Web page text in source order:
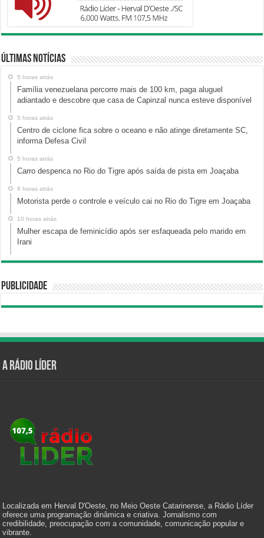
Últimas Notícias
5 horas atrás
Família venezuelana percorre mais de 100 km, paga aluguel
adiantado e descobre que casa de Capinzal nunca esteve disponível
5 horas atrás
Centro de ciclone fica sobre o oceano e não atinge diretamente SC,
informa Defesa Civil
5 horas atrás
Carro despenca no Rio do Tigre após saída de pista em Joaçaba
8 horas atrás
Motorista perde o controle e veículo cai no Rio do Tigre em Joaçaba
10 horas atrás
Mulher escapa de feminicídio após ser esfaqueada pelo marido em
Irani
Publicidade
A Rádio Líder
Localizada em Herval D'Oeste, no Meio Oeste Catarinense, a Rádio Líder
oferece uma programação dinâmica e criativa. Jornalismo com
credibilidade, preocupação com a comunidade, comunicação popular e
vibrante.